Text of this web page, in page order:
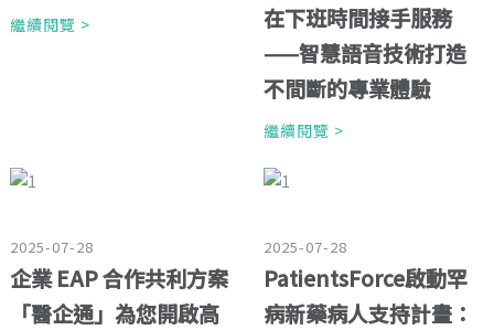
繼續閱覽 >
在下班時間接手服務
——智慧語音技術打造
不間斷的專業體驗
繼續閱覽 >
2025-07-28
企業 EAP 合作共利方案
「醫企通」為您開啟高
2025-07-28
PatientsForce啟動罕
病新藥病人支持計畫：